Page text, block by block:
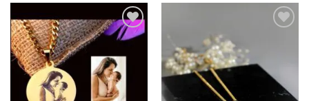
Ajouter
de
souhaits
souhaits